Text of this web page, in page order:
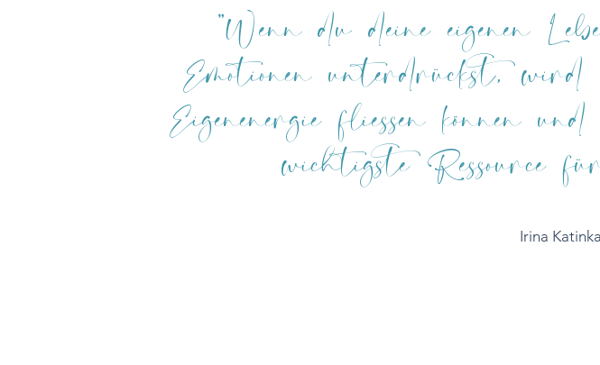
"Wenn du deine eigenen
Emotionen unterdrückst,
Eigenenergie fliessen können
wichtigste Ressource
Irina